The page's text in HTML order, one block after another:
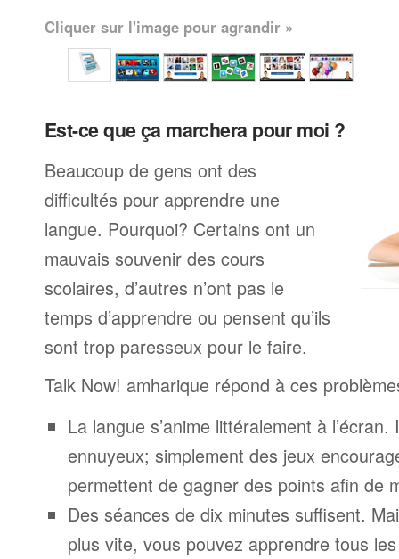
Cliquer sur l'image pour agrandir »
Est-ce que ça marchera pour moi ?
Beaucoup de gens ont des
difficultés pour apprendre une
langue. Pourquoi? Certains ont un
mauvais souvenir des cours
scolaires, d’autres n’ont pas le
temps d’apprendre ou pensent qu’ils
sont trop paresseux pour le faire.
Talk Now! amharique répond à ces
La langue s’anime littéralement à l’écran.
ennuyeux; simplement des jeux
permettent de gagner des points afin de
Des séances de dix minutes suffisent.
plus vite, vous pouvez apprendre tous